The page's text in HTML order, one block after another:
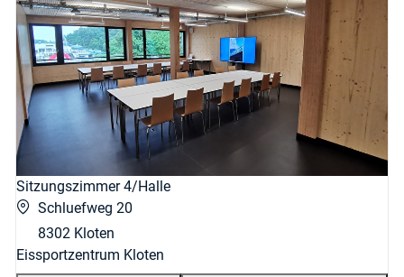
Sitzungszimmer 4/Halle
Schluefweg 20
8302 Kloten
Eissportzentrum Kloten